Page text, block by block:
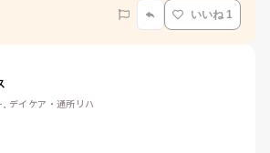
いいね 1
デイケア・通所リハ